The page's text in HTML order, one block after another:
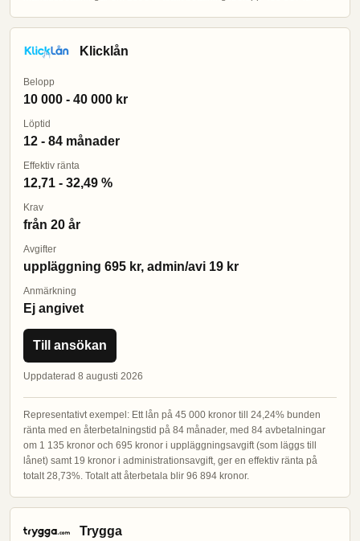
Klicklån
Belopp
10 000 - 40 000 kr
Löptid
12 - 84 månader
Effektiv ränta
12,71 - 32,49 %
Krav
från 20 år
Avgifter
uppläggning 695 kr, admin/avi 19 kr
Anmärkning
Ej angivet
Till ansökan
Uppdaterad 8 augusti 2026
Representativt exempel: Ett lån på 45 000 kronor till 24,24% bunden
ränta med en återbetalningstid på 84 månader, med 84 avbetalningar
om 1 135 kronor och 695 kronor i uppläggningsavgift (som läggs till
lånet) samt 19 kronor i administrationsavgift, ger en effektiv ränta på
totalt 28,73%. Totalt att återbetala blir 96 894 kronor.
Trygga